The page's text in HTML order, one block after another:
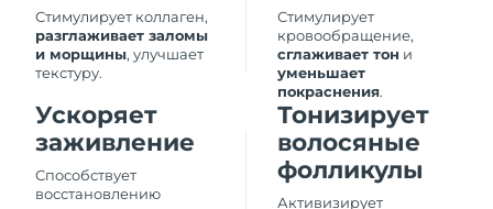
Стимулирует коллаген,
разглаживает заломы
и морщины, улучшает
текстуру.
Стимулирует
кровообращение,
сглаживает тон и
уменьшает
покраснения.
Ускоряет
заживление
Способствует
восстановлению
Тонизирует
волосяные
фолликулы
Активизирует
Литва
Ожидаемая дата доставки
29/1/2026
Ожидаемая дата доставки
Ожидаемая дата доставки
31/1/2026